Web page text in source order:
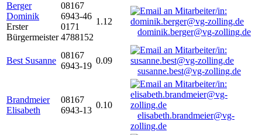
Berger
Dominik
Erster
Bürgermeister
08167
6943-46
0171
4788152
1.12
dominik.berger@vg-zolling.de
Best Susanne
08167
6943-19
0.09
susanne.best@vg-zolling.de
Brandmeier
Elisabeth
08167
6943-13
0.10
elisabeth.brandmeier@vg-
zolling.de